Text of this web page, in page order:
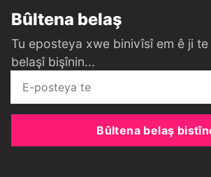
Bûltena belaş
Tu eposteya xwe binivîsî em ê ji
belaşî bişînin...
Bûltena belaş